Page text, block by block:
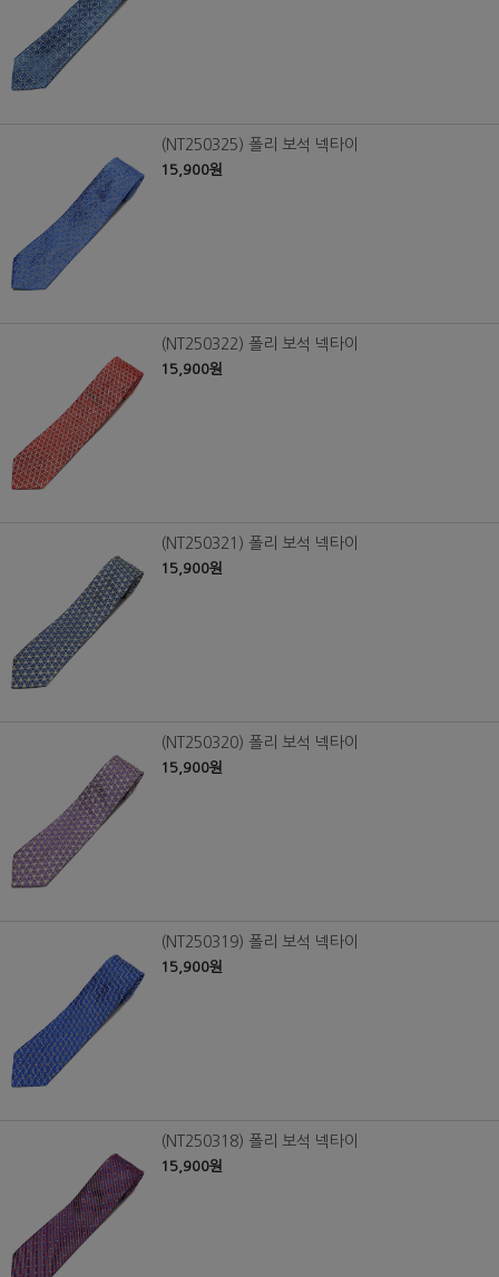
(NT250325) 폴리 보석 넥타이
15,900원
(NT250322) 폴리 보석 넥타이
15,900원
(NT250321) 폴리 보석 넥타이
15,900원
(NT250320) 폴리 보석 넥타이
15,900원
(NT250319) 폴리 보석 넥타이
15,900원
(NT250318) 폴리 보석 넥타이
15,900원